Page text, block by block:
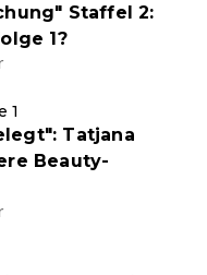
Staffel 2:
1?
1
Tatjana
Beauty-